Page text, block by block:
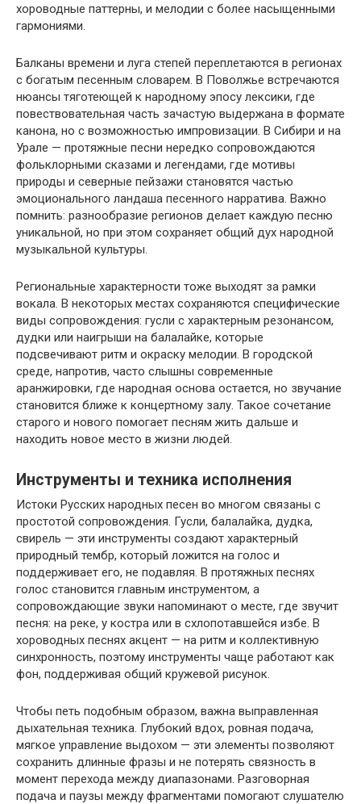
хороводные паттерны, и мелодии с более насыщенными
гармониями.
Балканы времени и луга степей переплетаются в регионах
с богатым песенным словарем. В Поволжье встречаются
нюансы тяготеющей к народному эпосу лексики, где
повествовательная часть зачастую выдержана в формате
канона, но с возможностью импровизации. В Сибири и на
Урале — протяжные песни нередко сопровождаются
фольклорными сказами и легендами, где мотивы
природы и северные пейзажи становятся частью
эмоционального ландаша песенного нарратива. Важно
помнить: разнообразие регионов делает каждую песню
уникальной, но при этом сохраняет общий дух народной
музыкальной культуры.
Региональные характерности тоже выходят за рамки
вокала. В некоторых местах сохраняются специфические
виды сопровождения: гусли с характерным резонансом,
дудки или наигрыши на балалайке, которые
подсвечивают ритм и окраску мелодии. В городской
среде, напротив, часто слышны современные
аранжировки, где народная основа остается, но звучание
становится ближе к концертному залу. Такое сочетание
старого и нового помогает песням жить дальше и
находить новое место в жизни людей.
Инструменты и техника исполнения
Истоки Русских народных песен во многом связаны с
простотой сопровождения. Гусли, балалайка, дудка,
свирель — эти инструменты создают характерный
природный тембр, который ложится на голос и
поддерживает его, не подавляя. В протяжных песнях
голос становится главным инструментом, а
сопровождающие звуки напоминают о месте, где звучит
песня: на реке, у костра или в схлопотавшейся избе. В
хороводных песнях акцент — на ритм и коллективную
синхронность, поэтому инструменты чаще работают как
фон, поддерживая общий кружевой рисунок.
Чтобы петь подобным образом, важна выправленная
дыхательная техника. Глубокий вдох, ровная подача,
мягкое управление выдохом — эти элементы позволяют
сохранить длинные фразы и не потерять связность в
момент перехода между диапазонами. Разговорная
подача и паузы между фрагментами помогают слушателю